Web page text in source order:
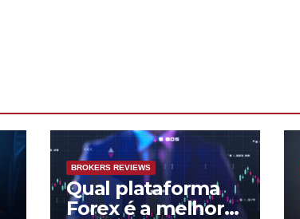
BROKERS REVIEWS
Qual plataforma
Forex é a melhor